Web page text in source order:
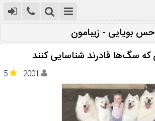
حس بویایی - زیبامون
5 2001